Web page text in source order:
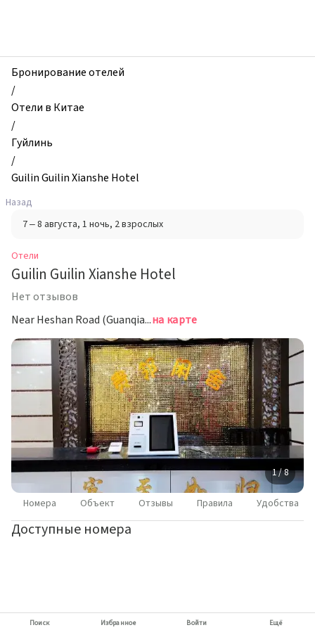
Guilin
Guilin
Xianshe
Hotel,
Гуйлинь,
Китай
Бронирование отелей
/
Отели в Китае
/
Гуйлинь
/
Guilin Guilin Xianshe Hotel
Назад
7 – 8 августа, 1 ночь, 2 взрослых
Отели
Guilin Guilin Xianshe Hotel
Нет отзывов
Near Heshan Road (Guanqiao Village), Гуйлиньна карте
1 / 8
Номера Объект Отзывы Правила Удобства
Доступные номера
Поиск Избранное Войти Ещё